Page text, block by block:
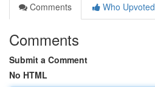
Comments
Who Upvoted
Comments
Submit a Comment
No HTML